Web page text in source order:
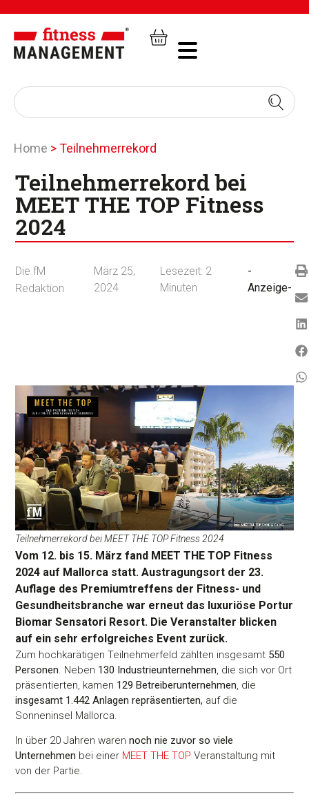
Home >Teilnehmerrekord
Teilnehmerrekord bei
MEET THE TOP Fitness
2024
Die fM
Redaktion
März 25,
2024
Lesezeit: 2
Minuten
-
Anzeige-
Teilnehmerrekord bei MEET THE TOP Fitness 2024
Vom 12. bis 15. März fand MEET THE TOP Fitness
2024 auf Mallorca statt. Austragungsort der 23.
Auflage des Premiumtreffens der Fitness- und
Gesundheitsbranche war erneut das luxuriöse Portur
Biomar Sensatori Resort. Die Veranstalter blicken
auf ein sehr erfolgreiches Event zurück.
Zum hochkarätigen Teilnehmerfeld zählten insgesamt 550
Personen. Neben 130 Industrieunternehmen, die sich vor Ort
präsentierten, kamen 129 Betreiberunternehmen, die
insgesamt 1.442 Anlagen repräsentierten, auf die
Sonneninsel Mallorca.
In über 20 Jahren warennoch nie zuvor so viele
Unternehmen bei einer MEET THE TOP Veranstaltung mit
von der Partie.